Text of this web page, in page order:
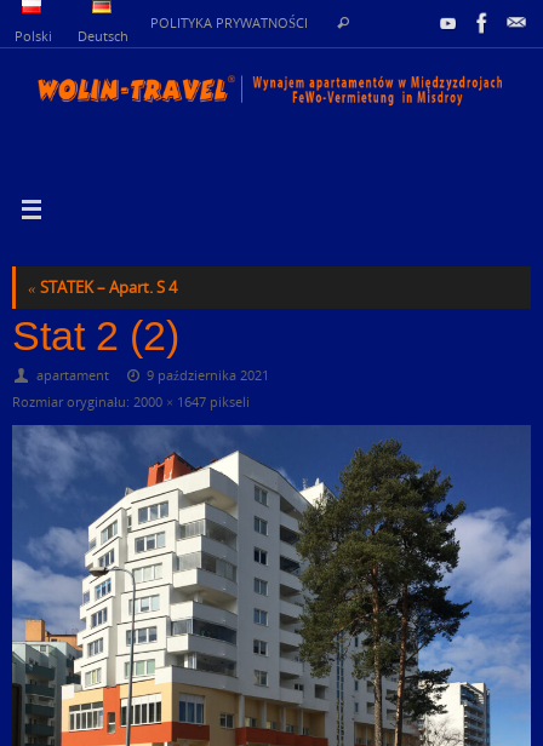
Przejdź
doPolski Deutsch
POLITYKA PRYWATNOŚCI Szukaj
« STATEK – Apart. S 4
Stat 2 (2)
apartament
9 października 2021
Rozmiar oryginału: 2000 × 1647 pikseli